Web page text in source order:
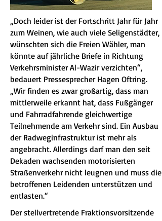
„Doch leider ist der Fortschritt Jahr für Jahr
zum Weinen, wie auch viele Seligenstädter,
wünschten sich die Freien Wähler, man
könnte auf jährliche Briefe in Richtung
Verkehrsminister Al-Wazir verzichten“,
bedauert Pressesprecher Hagen Oftring.
„Wir finden es zwar großartig, dass man
mittlerweile erkannt hat, dass Fußgänger
und Fahrradfahrende gleichwertige
Teilnehmende am Verkehr sind. Ein Ausbau
der Radweginfrastruktur ist mehr als
angebracht. Allerdings darf man den seit
Dekaden wachsenden motorisierten
Straßenverkehr nicht leugnen und muss die
betroffenen Leidenden unterstützen und
entlasten.“
Der stellvertretende Fraktionsvorsitzende